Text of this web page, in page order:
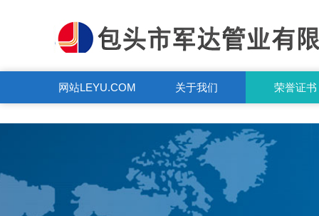
网站LEYU.COM 关于我们 荣誉证书